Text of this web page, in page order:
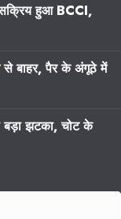
हुआ BCCI,
बाहर, पैर के अंगूठे में
झटका, चोट के